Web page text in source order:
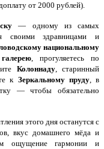
от 2000 рублей).
— одному из самых
своими здравницами и
национальному
, прогуляетесь по
Колоннаду, старинный
к Зеркальному пруду, в
— чтобы обязательно
этого дня останутся с
вкус домашнего мёда и
ощущение гармонии и